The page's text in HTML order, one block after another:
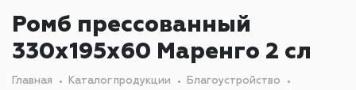
Ромб прессованный
330х195х60 Маренго 2 сл
Главная Каталог продукции
Благоустройство